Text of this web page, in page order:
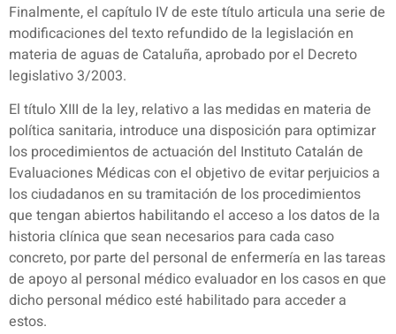
Finalmente, el capítulo IV de este título articula una serie de
modificaciones del texto refundido de la legislación en
materia de aguas de Cataluña, aprobado por el Decreto
legislativo 3/2003.
El título XIII de la ley, relativo a las medidas en materia de
política sanitaria, introduce una disposición para optimizar
los procedimientos de actuación del Instituto Catalán de
Evaluaciones Médicas con el objetivo de evitar perjuicios a
los ciudadanos en su tramitación de los procedimientos
que tengan abiertos habilitando el acceso a los datos de la
historia clínica que sean necesarios para cada caso
concreto, por parte del personal de enfermería en las tareas
de apoyo al personal médico evaluador en los casos en que
dicho personal médico esté habilitado para acceder a
estos.